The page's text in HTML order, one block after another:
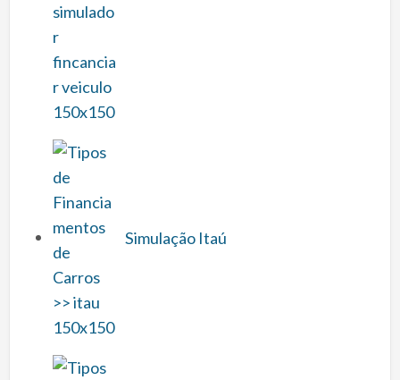
Simulação Itaú